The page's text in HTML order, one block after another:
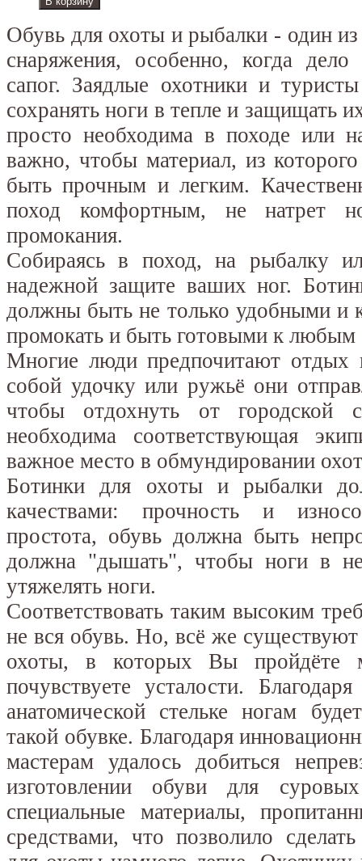
Обувь для охоты и рыбалки - один
снаряжения, особенно, когда
сапог. Заядлые охотники и
сохранять ноги в тепле и защищать
просто необходима в походе или
важно, чтобы материал, из
быть прочным и легким.
поход комфортным, не натрет
промокания.
Собираясь в поход, на рыбалку
надежной защите ваших ног.
должны быть не только удобными и
промокать и быть готовыми к любым
Многие люди предпочитают отдых
собой удочку или ружьё они
чтобы отдохнуть от
необходима соответствующая
важное место в обмундировании
Ботинки для охоты и рыбалки
качествами: прочность и
простота, обувь должна быть
должна "дышать", чтобы ноги в
утяжелять ноги.
Соответствовать таким высоким
не вся обувь. Но, всё же
охоты, в которых Вы пройдёте
почувствуете усталости.
анатомической стельке ногам
такой обувке. Благодаря
мастерам удалось добиться
изготовлении обуви для
специальные материалы,
средствами, что позволило